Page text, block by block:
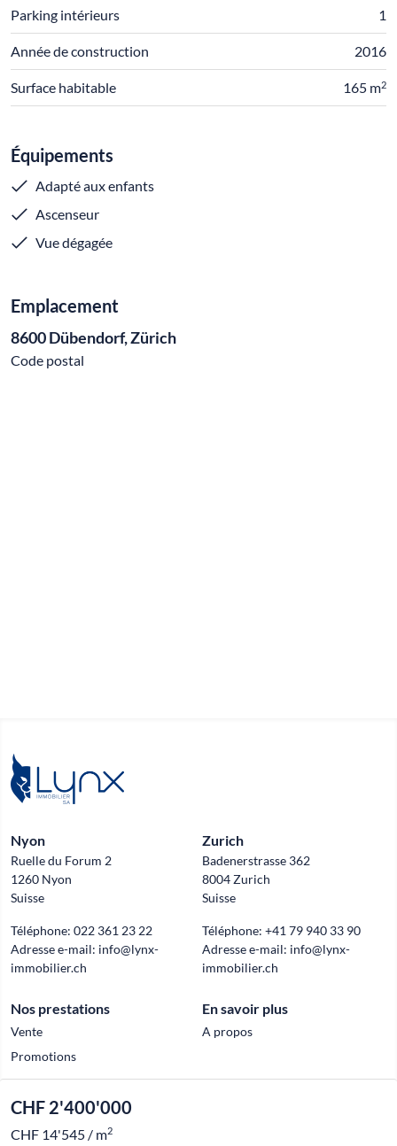
Parking intérieurs 1
Année de construction 2016
Surface habitable 165 m2
Équipements
Adapté aux enfants
Ascenseur
Vue dégagée
Emplacement
8600 Dübendorf, Zürich
Code postal
CHF 2'400'000
CHF 14'545 / m2
Nyon
Ruelle du Forum 2
1260 Nyon
Suisse
Téléphone: 022 361 23 22
Adresse e-mail: info@lynx-
immobilier.ch
Zurich
Badenerstrasse 362
8004 Zurich
Suisse
Téléphone: +41 79 940 33 90
Adresse e-mail: info@lynx-
immobilier.ch
Nos prestations
Vente
Promotions
En savoir plus
A propos